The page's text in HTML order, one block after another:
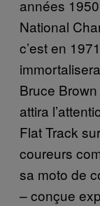
années
National
c’est en
Bruce
attira
Flat Track
coureurs
sa moto de
– conçue